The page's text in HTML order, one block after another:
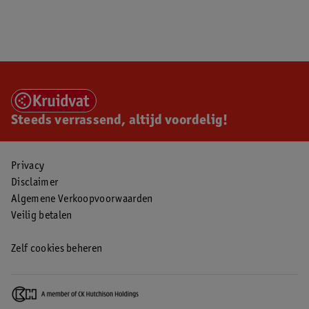
Steeds verrassend, altijd voordelig!
Privacy
Disclaimer
Algemene Verkoopvoorwaarden
Veilig betalen
Zelf cookies beheren